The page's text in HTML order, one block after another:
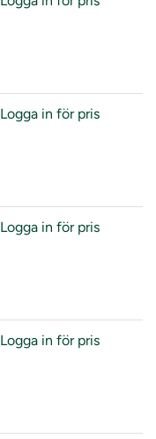
Logga in för pris
Logga in för pris
Logga in för pris